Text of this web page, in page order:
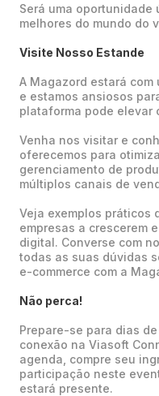
Será uma oportunidade
melhores do mundo do
Visite Nosso Estande
A Magazord estará com
e estamos ansiosos
plataforma pode elevar
Venha nos visitar e
oferecemos para
gerenciamento de
múltiplos canais de
Veja exemplos práticos
empresas a crescerem
digital. Converse com
todas as suas dúvidas
e-commerce com a
Não perca!
Prepare-se para dias
conexão na Viasoft
agenda, compre seu
participação neste
estará presente.